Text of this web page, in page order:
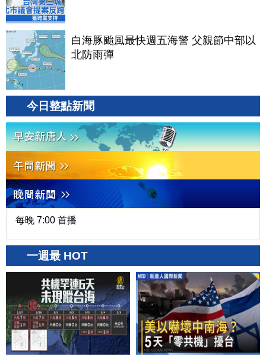
白海豚颱風最快週五海警 父親節中部以
北防雨彈
今日整點新聞
每晚 7:00 首播
一週最 HOT